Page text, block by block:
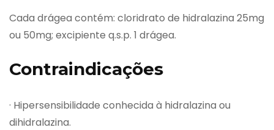
Cada drágea contém: cloridrato de hidralazina 25mg
ou 50mg; excipiente q.s.p. 1 drágea.
Contraindicações
· Hipersensibilidade conhecida à hidralazina ou
dihidralazina.